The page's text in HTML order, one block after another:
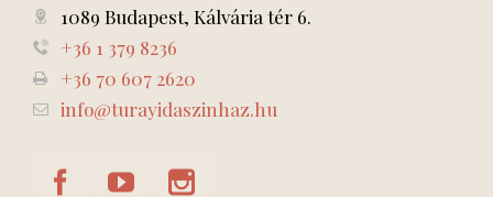
1089 Budapest, Kálvária tér 6.
+36 1 379 8236
+36 70 607 2620
info@turayidaszinhaz.hu